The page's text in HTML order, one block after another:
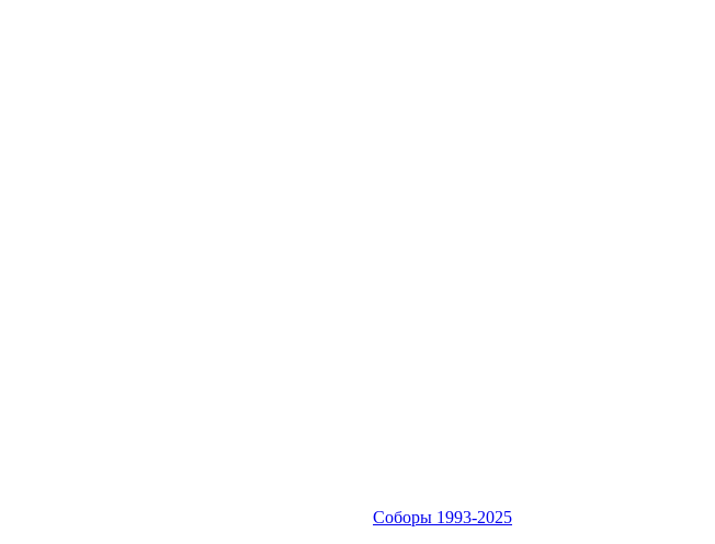
Соборы 1993-2025